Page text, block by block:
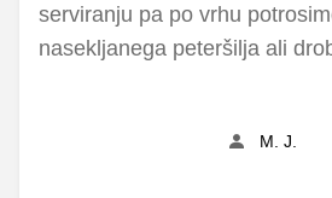
serviranju pa po vrhu
nasekljanega peteršilja ali
M. J.